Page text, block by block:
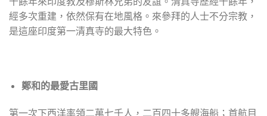
經多次重建，依然保有在地風格。來參拜的人士不分宗教，
是這座印度第一清真寺的最大特色。
鄭和的最愛古里國
第一次下西洋率領二萬七千人，二百四十多艘海船；首航目